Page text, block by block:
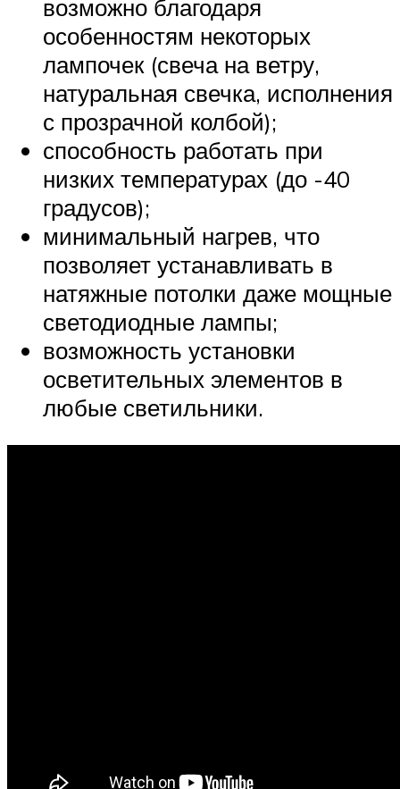
возможно благодаря
особенностям некоторых
лампочек (свеча на ветру,
натуральная свечка, исполнения
с прозрачной колбой);
способность работать при
низких температурах (до -40
градусов);
минимальный нагрев, что
позволяет устанавливать в
натяжные потолки даже мощные
светодиодные лампы;
возможность установки
осветительных элементов в
любые светильники.